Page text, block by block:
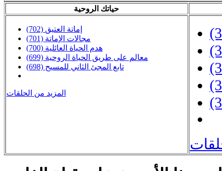
حياتك الروحية
(702) إماتة العتيق
(701) مجالات الإماتة
(700) هدم الحياة العائلية
(699) معالم على طريق الحياة الروحية
(698) تابع المجئ الثاني للمسيح
المزيد من الحلقات